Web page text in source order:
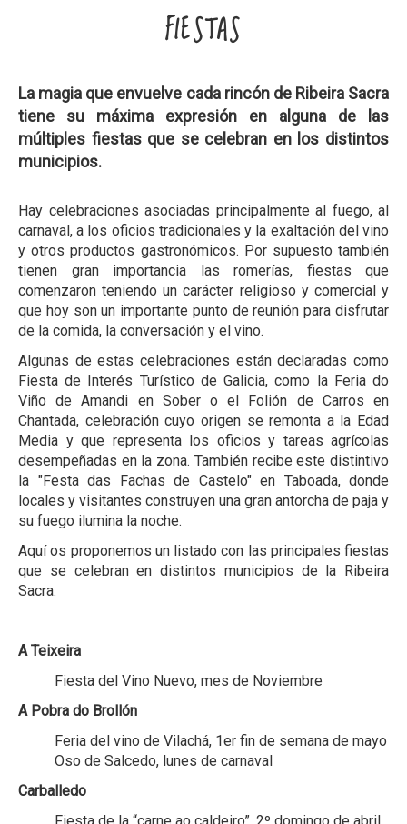
FIESTAS
La magia que envuelve cada rincón de Ribeira Sacra
tiene su máxima expresión en alguna de las
múltiples fiestas que se celebran en los distintos
municipios.
Hay celebraciones asociadas principalmente al fuego, al
carnaval, a los oficios tradicionales y la exaltación del vino
y otros productos gastronómicos. Por supuesto también
tienen gran importancia las romerías, fiestas que
comenzaron teniendo un carácter religioso y comercial y
que hoy son un importante punto de reunión para disfrutar
de la comida, la conversación y el vino.
Algunas de estas celebraciones están declaradas como
Fiesta de Interés Turístico de Galicia, como la Feria do
Viño de Amandi en Sober o el Folión de Carros en
Chantada, celebración cuyo origen se remonta a la Edad
Media y que representa los oficios y tareas agrícolas
desempeñadas en la zona. También recibe este distintivo
la "Festa das Fachas de Castelo" en Taboada, donde
locales y visitantes construyen una gran antorcha de paja y
su fuego ilumina la noche.
Aquí os proponemos un listado con las principales fiestas
que se celebran en distintos municipios de la Ribeira
Sacra.
A Teixeira
Fiesta del Vino Nuevo, mes de Noviembre
A Pobra do Brollón
Feria del vino de Vilachá, 1er fin de semana de mayo
Oso de Salcedo, lunes de carnaval
Carballedo
Fiesta de la “carne ao caldeiro”, 2º domingo de abril.